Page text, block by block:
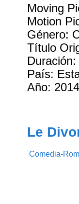
Moving
Motion
Género:
Título
Duración:
País:
Año: 2014
Le
Comedia-